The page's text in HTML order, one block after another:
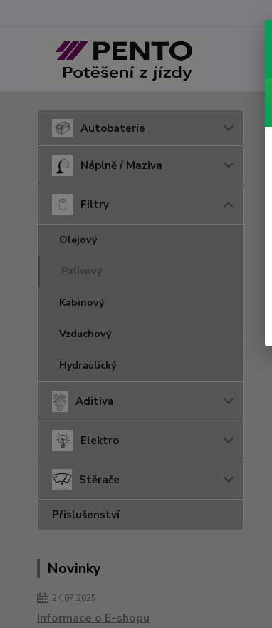
Autobaterie
Náplně / Maziva
Filtry
Olejový
Palivový
Kabinový
Vzduchový
Hydraulický
Aditiva
Elektro
Stěrače
Příslušenství
Novinky
24.07.2025
Informace o E-shopu